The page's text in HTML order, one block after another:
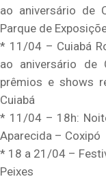
ao aniversário de
Parque de
* 11/04 – Cuiabá
ao aniversário de
prêmios e shows
Cuiabá
* 11/04 – 18h:
Aparecida – Coxipó
* 18 a 21/04 –
Peixes